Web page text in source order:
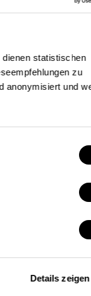
statistischen
zu
anonymisiert und
Details zeigen
die